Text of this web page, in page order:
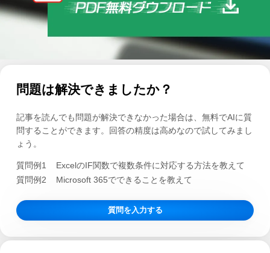
問題は解決できましたか？
記事を読んでも問題が解決できなかった場合は、無料でAIに質
問することができます。回答の精度は高めなので試してみまし
ょう。
質問例1
ExcelのIF関数で複数条件に対応する方法を教えて
質問例2
Microsoft 365でできることを教えて
質問を入力する